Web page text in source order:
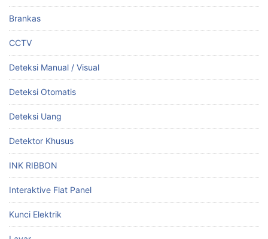
Brankas
CCTV
Deteksi Manual / Visual
Deteksi Otomatis
Deteksi Uang
Detektor Khusus
INK RIBBON
Interaktive Flat Panel
Kunci Elektrik